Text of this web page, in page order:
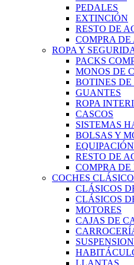
PEDALES
EXTINCIÓN
RESTO DE
COMPRA
ROPA Y
PACKS
MONOS DE
BOTINES
GUANTES
ROPA
CASCOS
SISTEMAS
BOLSAS Y
RESTO DE
COMPRA DE
COCHES
CLÁSICOS
CLÁSICOS
MOTORES
CAJAS DE
LLANTAS